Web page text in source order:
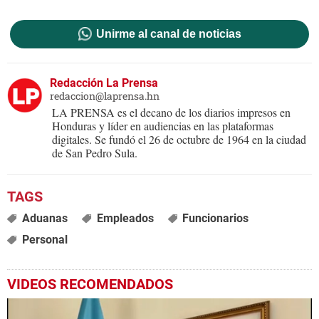
Unirme al canal de noticias
Redacción La Prensa
redaccion@laprensa.hn
LA PRENSA es el decano de los diarios impresos en
Honduras y líder en audiencias en las plataformas
digitales. Se fundó el 26 de octubre de 1964 en la ciudad
de San Pedro Sula.
Aduanas Empleados
Funcionarios
Personal
VIDEOS RECOMENDADOS